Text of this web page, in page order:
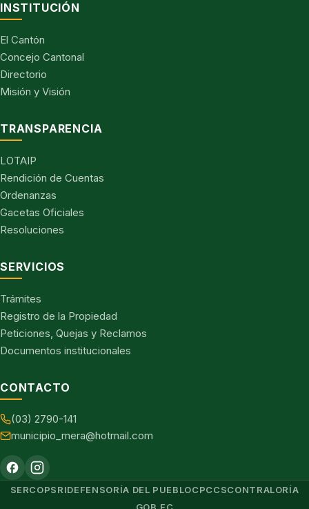
INSTITUCIÓN
El Cantón
Concejo Cantonal
Directorio
Misión y Visión
TRANSPARENCIA
LOTAIP
Rendición de Cuentas
Ordenanzas
Gacetas Oficiales
Resoluciones
SERVICIOS
Trámites
Registro de la Propiedad
Peticiones, Quejas y Reclamos
Documentos institucionales
CONTACTO
(03) 2790-141
municipio_mera@hotmail.com
SERCOPSRIDEFENSORÍA DEL PUEBLOCPCCSCONTRALORÍA